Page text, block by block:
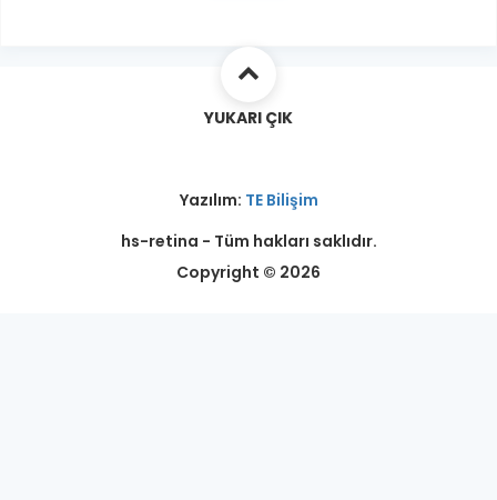
YUKARI ÇIK
Yazılım: TE Bilişim
hs-retina - Tüm hakları saklıdır.
Copyright © 2026